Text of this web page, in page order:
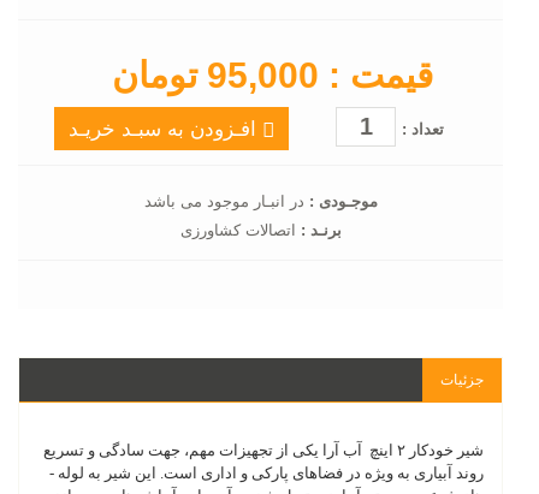
قیمت : 95,000 تومان
تعداد : افـزودن به سبـد خریـد
موجـودی : در انبـار موجود می باشد
برنـد : اتصالات کشاورزی
جزئیات
شیر خودکار ۲ اینچ آب آرا یکی از تجهیزات مهم، جهت سادگی و تسریع
روند آبیاری به ویژه در فضاهای پارکی و اداری است. این شیر به لوله ­